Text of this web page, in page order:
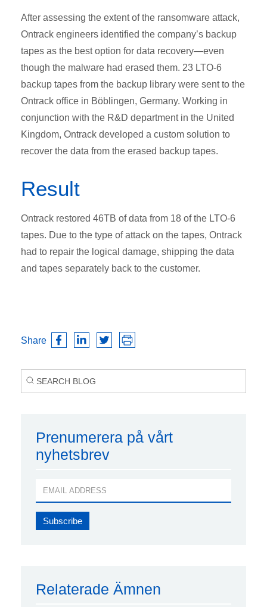
After assessing the extent of the ransomware attack,
Ontrack engineers identified the company’s backup
tapes as the best option for data recovery—even
though the malware had erased them. 23 LTO-6
backup tapes from the backup library were sent to the
Ontrack office in Böblingen, Germany. Working in
conjunction with the R&D department in the United
Kingdom, Ontrack developed a custom solution to
recover the data from the erased backup tapes.
Result
Ontrack restored 46TB of data from 18 of the LTO-6
tapes. Due to the type of attack on the tapes, Ontrack
had to repair the logical damage, shipping the data
and tapes separately back to the customer.
Share
Prenumerera på vårt
nyhetsbrev
Relaterade Ämnen